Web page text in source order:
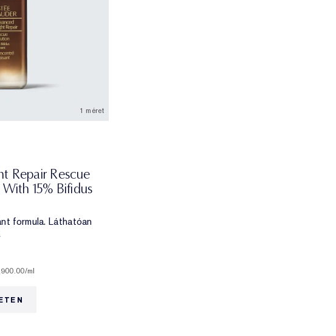
1 méret
Repair Rescue
15% Bifidus
formula. Láthatóan
/ml